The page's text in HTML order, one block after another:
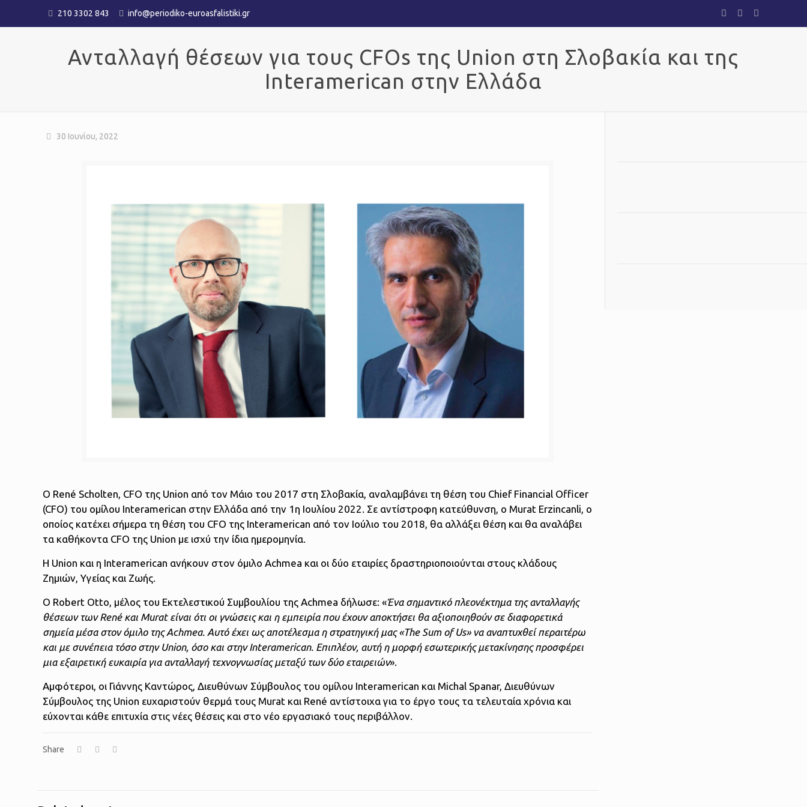
210 3302 843 info@periodiko-euroasfalistiki.gr
Ανταλλαγή θέσεων για τους CFOs της Union στη Σλοβακία και της
Interamerican στην Ελλάδα
30 Ιουνίου, 2022
Ο René Scholten, CFO της Union από τον Μάιο του 2017 στη Σλοβακία, αναλαμβάνει τη θέση του Chief Financial Officer
(CFO) του ομίλου Interamerican στην Ελλάδα από την 1η Ιουλίου 2022. Σε αντίστροφη κατεύθυνση, ο Murat Erzincanli, ο
οποίος κατέχει σήμερα τη θέση του CFO της Interamerican από τον Ιούλιο του 2018, θα αλλάξει θέση και θα αναλάβει
τα καθήκοντα CFO της Union με ισχύ την ίδια ημερομηνία.
Η Union και η Interamerican ανήκουν στον όμιλο Achmea και οι δύο εταιρίες δραστηριοποιούνται στους κλάδους
Ζημιών, Υγείας και Ζωής.
O Robert Otto, μέλος του Εκτελεστικού Συμβουλίου της Achmea δήλωσε: «Ένα σημαντικό πλεονέκτημα της ανταλλαγής
θέσεων των René και Murat είναι ότι οι γνώσεις και η εμπειρία που έχουν αποκτήσει θα αξιοποιηθούν σε διαφορετικά
σημεία μέσα στον όμιλο της Αchmea. Αυτό έχει ως αποτέλεσμα η στρατηγική μας «The Sum of Us» να αναπτυχθεί περαιτέρω
και με συνέπεια τόσο στην Union, όσο και στην Interamerican. Επιπλέον, αυτή η μορφή εσωτερικής μετακίνησης προσφέρει
μια εξαιρετική ευκαιρία για ανταλλαγή τεχνογνωσίας μεταξύ των δύο εταιρειών».
Αμφότεροι, οι Γιάννης Καντώρος, Διευθύνων Σύμβουλος του ομίλου Interamerican και Michal Spanar, Διευθύνων
Σύμβουλος της Union ευχαριστούν θερμά τους Murat και René αντίστοιχα για το έργο τους τα τελευταία χρόνια και
εύχονται κάθε επιτυχία στις νέες θέσεις και στο νέο εργασιακό τους περιβάλλον.
Share